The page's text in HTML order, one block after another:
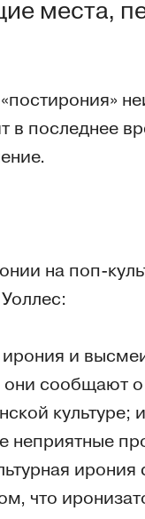
места,
в последнее
на поп-
ирония и
сообщают
культуре;
неприятные
ирония
что